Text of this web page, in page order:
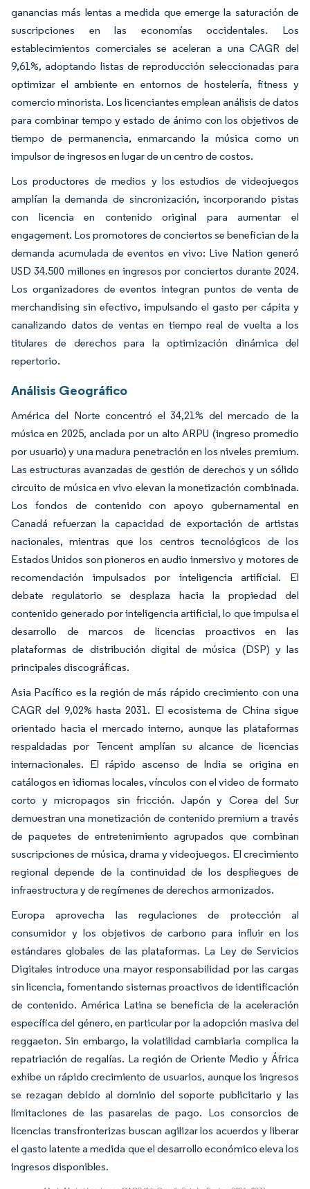
ganancias más lentas a medida que emerge la saturación de
suscripciones en las economías occidentales. Los
establecimientos comerciales se aceleran a una CAGR del
9,61%, adoptando listas de reproducción seleccionadas para
optimizar el ambiente en entornos de hostelería, fitness y
comercio minorista. Los licenciantes emplean análisis de datos
para combinar tempo y estado de ánimo con los objetivos de
tiempo de permanencia, enmarcando la música como un
impulsor de ingresos en lugar de un centro de costos.
Los productores de medios y los estudios de videojuegos
amplían la demanda de sincronización, incorporando pistas
con licencia en contenido original para aumentar el
engagement. Los promotores de conciertos se benefician de la
demanda acumulada de eventos en vivo: Live Nation generó
USD 34.500 millones en ingresos por conciertos durante 2024.
Los organizadores de eventos integran puntos de venta de
merchandising sin efectivo, impulsando el gasto per cápita y
canalizando datos de ventas en tiempo real de vuelta a los
titulares de derechos para la optimización dinámica del
repertorio.
Análisis Geográfico
América del Norte concentró el 34,21% del mercado de la
música en 2025, anclada por un alto ARPU (ingreso promedio
por usuario) y una madura penetración en los niveles premium.
Las estructuras avanzadas de gestión de derechos y un sólido
circuito de música en vivo elevan la monetización combinada.
Los fondos de contenido con apoyo gubernamental en
Canadá refuerzan la capacidad de exportación de artistas
nacionales, mientras que los centros tecnológicos de los
Estados Unidos son pioneros en audio inmersivo y motores de
recomendación impulsados por inteligencia artificial. El
debate regulatorio se desplaza hacia la propiedad del
contenido generado por inteligencia artificial, lo que impulsa el
desarrollo de marcos de licencias proactivos en las
plataformas de distribución digital de música (DSP) y las
principales discográficas.
Asia Pacífico es la región de más rápido crecimiento con una
CAGR del 9,02% hasta 2031. El ecosistema de China sigue
orientado hacia el mercado interno, aunque las plataformas
respaldadas por Tencent amplían su alcance de licencias
internacionales. El rápido ascenso de India se origina en
catálogos en idiomas locales, vínculos con el video de formato
corto y micropagos sin fricción. Japón y Corea del Sur
demuestran una monetización de contenido premium a través
de paquetes de entretenimiento agrupados que combinan
suscripciones de música, drama y videojuegos. El crecimiento
regional depende de la continuidad de los despliegues de
infraestructura y de regímenes de derechos armonizados.
Europa aprovecha las regulaciones de protección al
consumidor y los objetivos de carbono para influir en los
estándares globales de las plataformas. La Ley de Servicios
Digitales introduce una mayor responsabilidad por las cargas
sin licencia, fomentando sistemas proactivos de identificación
de contenido. América Latina se beneficia de la aceleración
específica del género, en particular por la adopción masiva del
reggaeton. Sin embargo, la volatilidad cambiaria complica la
repatriación de regalías. La región de Oriente Medio y África
exhibe un rápido crecimiento de usuarios, aunque los ingresos
se rezagan debido al dominio del soporte publicitario y las
limitaciones de las pasarelas de pago. Los consorcios de
licencias transfronterizas buscan agilizar los acuerdos y liberar
el gasto latente a medida que el desarrollo económico eleva los
ingresos disponibles.